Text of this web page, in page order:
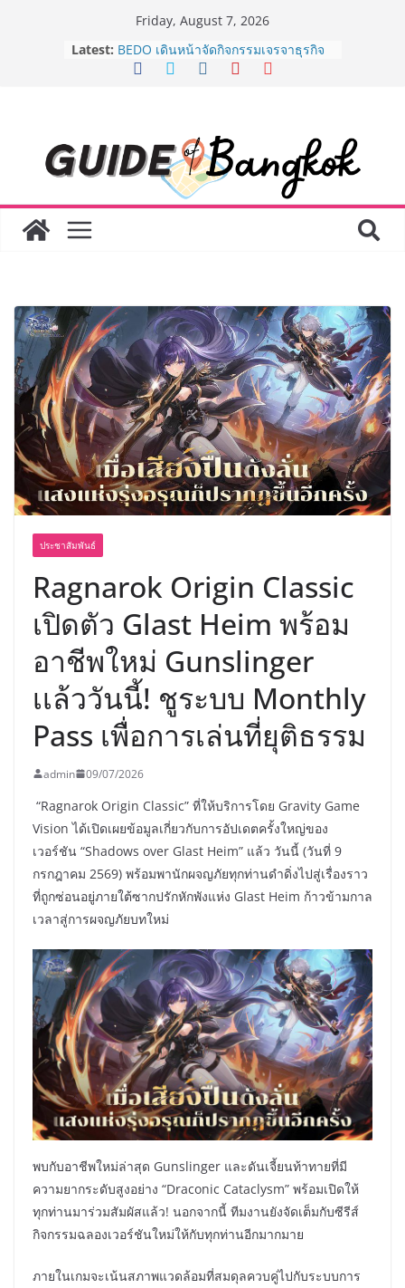
Friday, August 7, 2026
Latest:
AirAsia X SEE FAH พันธมิตรทางธุรกิจ
ยาวนานกว่า 20 ปี ต่อยอดเสิร์ฟความ
อร่อย ยกเมนูระดับตำนาน “ข้าวหน้าไก่
ระดับผลิตภัณฑ์ท้องถิ่นสู่ตลาดเชิง
พาณิชย์อย่างยั่งยืน
“ตลาดดอกไม้สี่มุมเมือง” ศูนย์รวมดอกไม้
สด ดอกไม้ประดิษฐ์ พวงมาลัย และสังฆ
ภัณฑ์ครบวงจร ขอเชิญเลือกซื้อมาลัย
สำรวจดวงจันทร์ 24 สิงหาคมนี้
8.8 “ซูเลียน” รวมพลังนักธุรกิจทั่ว
ประเทศ จัดประชุมใหญ่แห่งปี พบ CEO
“ดร.ปิยะวัฒน์” ถ่ายทอดวิสัยทัศน์ธุรกิจ
พร้อมฟรีคอนเสิร์ต “โชค รถแห่” ยกวง
ประชาสัมพันธ์
Ragnarok Origin Classic
เปิดตัว Glast Heim พร้อม
อาชีพใหม่ Gunslinger
เเล้ววันนี้! ชูระบบ Monthly
Pass เพื่อการเล่นที่ยุติธรรม
admin 09/07/2026
“Ragnarok Origin Classic” ที่ให้บริการโดย Gravity Game
Vision ได้เปิดเผยข้อมูลเกี่ยวกับการอัปเดตครั้งใหญ่ของ
เวอร์ชัน “Shadows over Glast Heim” แล้ว วันนี้ (วันที่ 9
กรกฎาคม 2569) พร้อมพานักผจญภัยทุกท่านดำดิ่งไปสู่เรื่องราว
ที่ถูกซ่อนอยู่ภายใต้ซากปรักหักพังแห่ง Glast Heim ก้าวข้ามกาล
เวลาสู่การผจญภัยบทใหม่
พบกับอาชีพใหม่ล่าสุด Gunslinger และดันเจี้ยนท้าทายที่มี
ความยากระดับสูงอย่าง “Draconic Cataclysm” พร้อมเปิดให้
ทุกท่านมาร่วมสัมผัสแล้ว! นอกจากนี้ ทีมงานยังจัดเต็มกับซีรีส์
กิจกรรมฉลองเวอร์ชันใหม่ให้กับทุกท่านอีกมากมาย
ภายในเกมจะเน้นสภาพแวดล้อมที่สมดุลควบคู่ไปกับระบบการ